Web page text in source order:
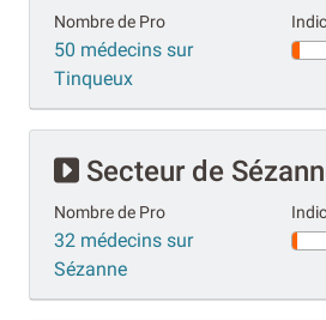
Nombre de Pro
50 médecins sur
Tinqueux
Secteur de
Nombre de Pro
32 médecins sur
Sézanne